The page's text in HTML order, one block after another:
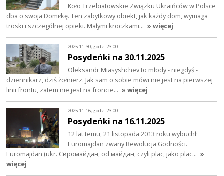
Koło Trzebiatowskie Związku Ukraińców w Polsce
dba o swoja Domiłkę. Ten zabytkowy obiekt, jak każdy dom, wymaga
troski i szczególnej opieki. Małymi kroczkami… » więcej
2025-11-30, godz. 23:00
Posydeńki na 30.11.2025
Oleksandr Miasyshchev to młody - niegdyś -
dziennikarz, dziś żołnierz. Jak sam o sobie mówi nie jest na pierwszej
linii frontu, zatem nie jest na froncie… » więcej
2025-11-16, godz. 23:00
Posydeńki na 16.11.2025
12 lat temu, 21 listopada 2013 roku wybuchł
Euromajdan zwany Rewolucja Godności.
Euromajdan (ukr. Євромайдан, od майдан, czyli plac, jako plac… »
więcej